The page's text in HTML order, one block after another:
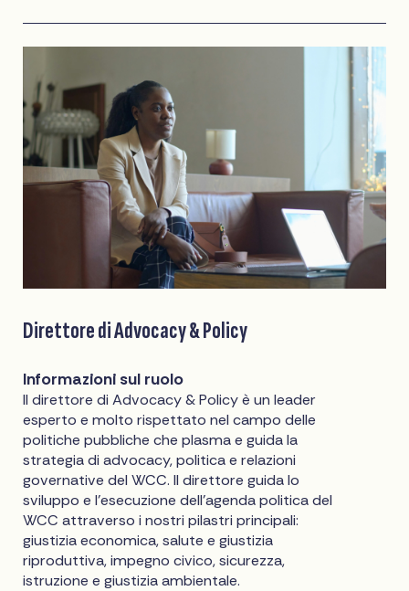
Direttore di Advocacy & Policy
Informazioni sul ruolo
Il direttore di Advocacy & Policy è un leader
esperto e molto rispettato nel campo delle
politiche pubbliche che plasma e guida la
strategia di advocacy, politica e relazioni
governative del WCC. Il direttore guida lo
sviluppo e l'esecuzione dell'agenda politica del
WCC attraverso i nostri pilastri principali:
giustizia economica, salute e giustizia
riproduttiva, impegno civico, sicurezza,
istruzione e giustizia ambientale.